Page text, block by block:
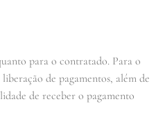
para o contratado. Para o
de pagamentos, além de
de receber o pagamento